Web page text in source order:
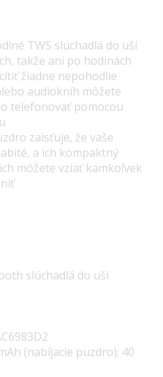
TWS slúchadlá do uší
takže ani po hodinách
žiadne nepohodlie
audiokníh môžete
telefonovať pomocou
zaisťuje, že vaše
a ich kompaktný
môžete vziať kamkoľvek
slúchadlá do uší
(nabíjacie puzdro); 40